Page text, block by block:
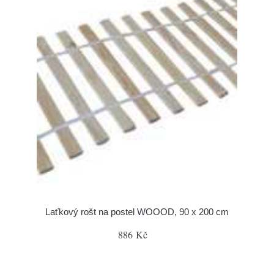
Laťkový rošt na postel WOOOD, 90 x 200 cm
886 Kč